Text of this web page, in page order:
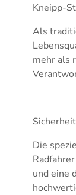
Kneipp-
Als
mehr als
Die
und eine